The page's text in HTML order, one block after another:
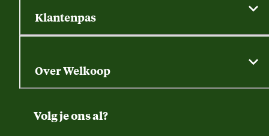
Retouren, service en garantie
Dierspecialist
Grondtest
Klantenpas
Gegevens wijzigen
Over Welkoop
Duurzaamheid
Volg je ons al?